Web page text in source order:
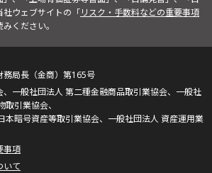
社ウェブサイトの「リスク・手数料などの重要事項
ください。
局長（金商）第165号
、一般社団法人 第二種金融商品取引業協会、一般社
取引業協会、
本暗号資産等取引業協会、一般社団法人 資産運用業
事項
いて